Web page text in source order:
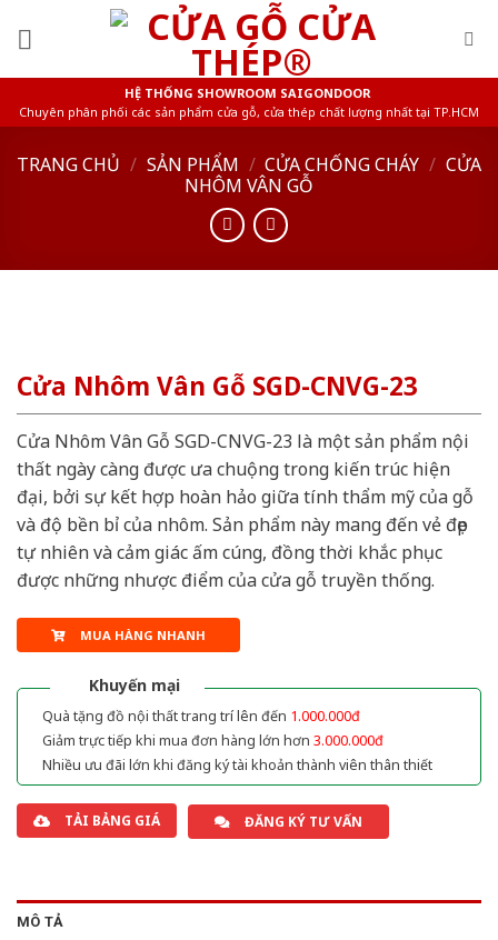
HỆ THỐNG SHOWROOM SAIGONDOOR
Chuyên phân phối các sản phẩm cửa gỗ, cửa thép chất lượng nhất tại TP.HCM
TRANG CHỦ / SẢN PHẨM / CỬA CHỐNG CHÁY / CỬA
NHÔM VÂN GỖ
Cửa Nhôm Vân Gỗ SGD-CNVG-23
Cửa Nhôm Vân Gỗ SGD-CNVG-23 là một sản phẩm nội
thất ngày càng được ưa chuộng trong kiến trúc hiện
đại, bởi sự kết hợp hoàn hảo giữa tính thẩm mỹ của gỗ
và độ bền bỉ của nhôm. Sản phẩm này mang đến vẻ đẹp
tự nhiên và cảm giác ấm cúng, đồng thời khắc phục
được những nhược điểm của cửa gỗ truyền thống.
MUA HÀNG NHANH
Khuyến mại
Quà tặng đồ nội thất trang trí lên đến 1.000.000đ
Giảm trực tiếp khi mua đơn hàng lớn hơn 3.000.000đ
Nhiều ưu đãi lớn khi đăng ký tài khoản thành viên thân thiết
TẢI BẢNG GIÁ ĐĂNG KÝ TƯ VẤN
MÔ TẢ